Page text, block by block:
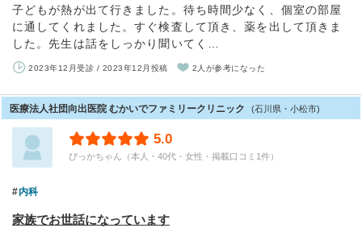
子どもが熱が出て行きました。待ち時間少なく、個室の部屋
に通してくれました。すぐ検査して頂き、薬を出して頂きま
した。先生は話をしっかり聞いてく…
2023年12月受診 / 2023年12月投稿 2人が参考になった
医療法人社団向出医院 むかいでファミリークリニック (石川県・小松市)
5.0
ぴっかちゃん（本人・40代・女性・掲載口コミ1件）
内科
家族でお世話になっています